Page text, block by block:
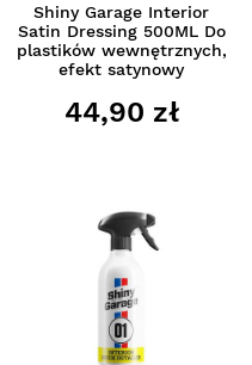
Shiny Garage Interior
Satin Dressing 500ML Do
plastików wewnętrznych,
efekt satynowy
44,90 zł